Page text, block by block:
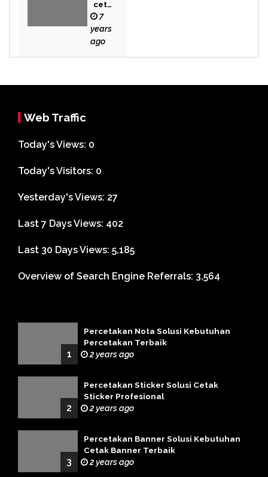
cet
aka
n
Bek
7
years
ago
Web Traffic
Today's Views: 0
Today's Visitors: 0
Yesterday's Views: 27
Last 7 Days Views: 402
Last 30 Days Views: 5,185
Overview of Search Engine Referrals: 3,564
1
Percetakan Nota Solusi Kebutuhan
Percetakan Terbaik
2 years ago
2
Percetakan Sticker Solusi Cetak
Sticker Profesional
2 years ago
3
Percetakan Banner Solusi Kebutuhan
Cetak Banner Terbaik
2 years ago